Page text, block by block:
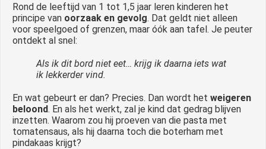
Rond de leeftijd van 1 tot 1,5 jaar leren kinderen het
principe van oorzaak en gevolg. Dat geldt niet alleen
voor speelgoed of grenzen, maar óók aan tafel. Je peuter
ontdekt al snel:
Als ik dit bord niet eet… krijg ik daarna iets wat
ik lekkerder vind.
En wat gebeurt er dan? Precies. Dan wordt het weigeren
beloond. En als het werkt, zal je kind dat gedrag blijven
inzetten. Waarom zou hij proeven van die pasta met
tomatensaus, als hij daarna toch die boterham met
pindakaas krijgt?